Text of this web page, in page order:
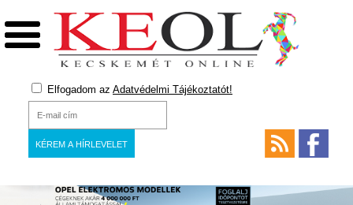
Elfogadom az Adatvédelmi Tájékoztatót!